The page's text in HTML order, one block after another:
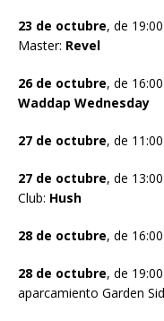
23 de octubre, de
Master: Revel
26 de octubre, de
Waddap Wednesday
27 de octubre, de
27 de octubre, de
Club: Hush
28 de octubre, de
28 de octubre, de
aparcamiento Garden